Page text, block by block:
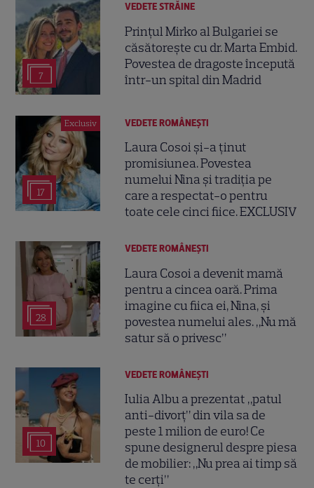
7
VEDETE STRĂINE
Prințul Mirko al Bulgariei se
căsătorește cu dr. Marta Embid.
Povestea de dragoste începută
într-un spital din Madrid
Exclusiv
17
VEDETE ROMÂNEŞTI
Laura Cosoi și-a ținut
promisiunea. Povestea
numelui Nina și tradiția pe
care a respectat-o pentru
toate cele cinci fiice. EXCLUSIV
28
VEDETE ROMÂNEŞTI
Laura Cosoi a devenit mamă
pentru a cincea oară. Prima
imagine cu fiica ei, Nina, și
povestea numelui ales. „Nu mă
satur să o privesc”
10
VEDETE ROMÂNEŞTI
Iulia Albu a prezentat „patul
anti-divorț” din vila sa de
peste 1 milion de euro! Ce
spune designerul despre piesa
de mobilier: „Nu prea ai timp să
te cerți”